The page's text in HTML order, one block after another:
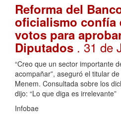
Reforma del
oficialismo confía
votos para
Diputados . 31 de
“Creo que un sector importante
acompañar”, aseguró el titular
Menem. Consultada sobre los
dijo: “Lo que diga es irrelevante”
Infobae